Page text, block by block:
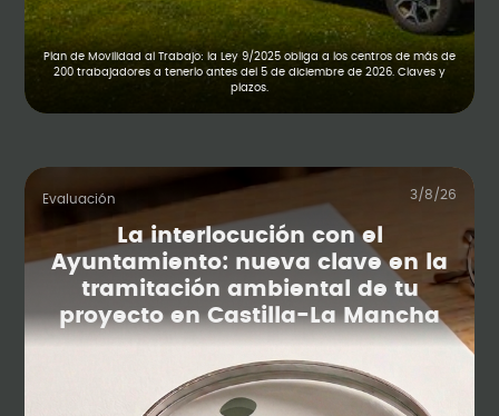
Plan de Movilidad al Trabajo: la Ley 9/2025 obliga a los centros de más de
200 trabajadores a tenerlo antes del 5 de diciembre de 2026. Claves y
plazos.
Evaluación 3/8/26
La interlocución con el
Ayuntamiento: nueva clave en la
tramitación ambiental de tu
proyecto en Castilla-La Mancha